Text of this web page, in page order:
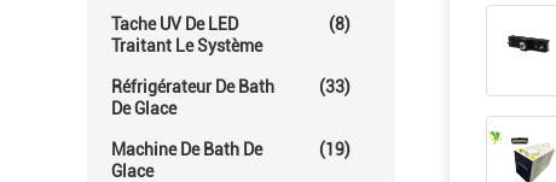
Tache UV De LED
Traitant Le Système
(8)
Réfrigérateur De Bath
De Glace
(33)
Machine De Bath De
Glace
(19)